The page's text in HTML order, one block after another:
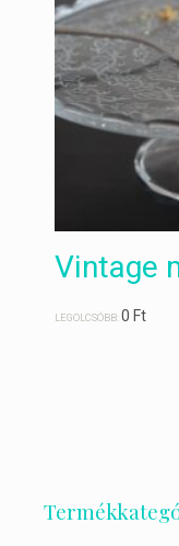
Vintage
LEGOLCSÓBB:0Ft